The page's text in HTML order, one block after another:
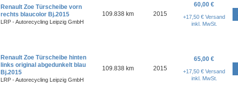
Renault Zoe Türscheibe vorn
rechts blaucolor Bj.2015
LRP - Autorecycling Leipzig GmbH
109.838 km 2015
60,00 €
+17,50 € Versand
inkl. MwSt.
Renault Zoe Türscheibe hinten
links original abgedunkelt blau
Bj.2015
LRP - Autorecycling Leipzig GmbH
109.838 km 2015
65,00 €
+17,50 € Versand
inkl. MwSt.